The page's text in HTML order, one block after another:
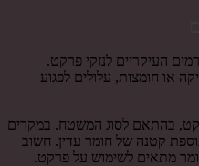
העיקריים לנזקי פרקט.
או חומצות, עלולים לפגוע
בהתאם לסוג המשטח. במקרים
קטנה של חומר עדין. חשוב
מתאים לשימוש על פרקט.